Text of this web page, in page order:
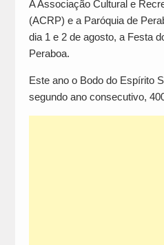
A Associação Cultural e
(ACRP) e a Paróquia de
dia 1 e 2 de agosto, a Festa
Peraboa.
Este ano o Bodo do Espírito
segundo ano consecutivo,